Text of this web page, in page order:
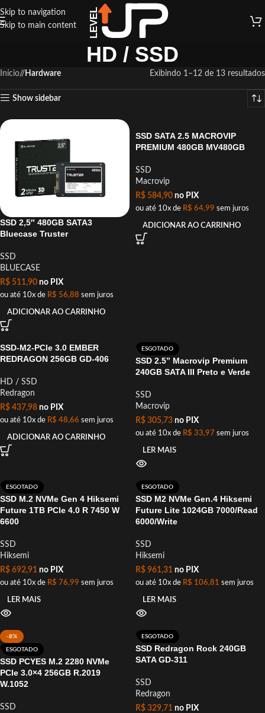
Skip to navigation
Skip to main content
HD / SSD
Início/ Hardware Exibindo 1–12 de 13 resultados
Show sidebar
SSD 2,5″ 480GB SATA3
Bluecase Truster
SSD
BLUECASE
R$ 511,90 no PIX
ou até 10x de R$ 56,88 sem juros
ADICIONAR AO CARRINHO
SSD SATA 2.5 MACROVIP
PREMIUM 480GB MV480GB
SSD
Macrovip
R$ 584,90 no PIX
ou até 10x de R$ 64,99 sem juros
ADICIONAR AO CARRINHO
SSD-M2-PCle 3.0 EMBER
REDRAGON 256GB GD-406
HD / SSD
Redragon
R$ 437,98 no PIX
ou até 10x de R$ 48,66 sem juros
ADICIONAR AO CARRINHO
ESGOTADO
SSD 2.5” Macrovip Premium
240GB SATA III Preto e Verde
SSD
Macrovip
R$ 305,73 no PIX
ou até 10x de R$ 33,97 sem juros
LER MAIS
ESGOTADO
SSD M.2 NVMe Gen 4 Hiksemi
Future 1TB PCle 4.0 R 7450 W
6600
SSD
Hiksemi
R$ 692,91 no PIX
ou até 10x de R$ 76,99 sem juros
LER MAIS
ESGOTADO
SSD M2 NVMe Gen.4 Hiksemi
Future Lite 1024GB 7000/Read
6000/Write
SSD
Hiksemi
R$ 961,31 no PIX
ou até 10x de R$ 106,81 sem juros
LER MAIS
-8%
ESGOTADO
SSD PCYES M.2 2280 NVMe
PCIe 3.0×4 256GB R.2019
W.1052
SSD
ESGOTADO
SSD Redragon Rock 240GB
SATA GD-311
SSD
Redragon
R$ 329,71 no PIX